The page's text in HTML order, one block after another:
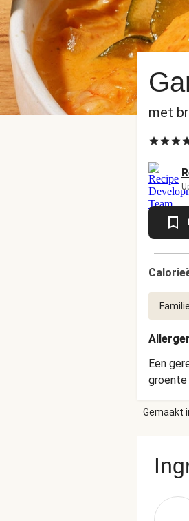
met
Familie
Een
groente
Gemaakt